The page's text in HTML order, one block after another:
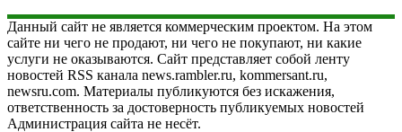
Данный сайт не является коммерческим проектом. На этом
сайте ни чего не продают, ни чего не покупают, ни какие
услуги не оказываются. Сайт представляет собой ленту
новостей RSS канала news.rambler.ru, kommersant.ru,
newsru.com. Материалы публикуются без искажения,
ответственность за достоверность публикуемых новостей
Администрация сайта не несёт.